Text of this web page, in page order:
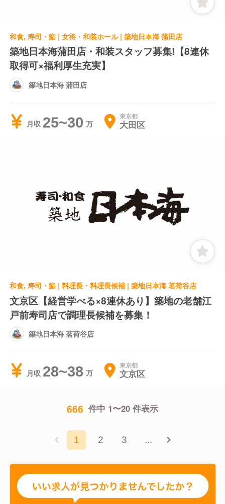
和食, 寿司・鮨 | 女将・和装ホール | 築地日本海 蒲田店
築地日本海蒲田店・和装スタッフ募集!【8連休
取得可×福利厚生充実】
築地日本海 蒲田店
月収 25~30 東京都
大田区
和食, 寿司・鮨 | 料理長・料理長候補 | 築地日本海 茗荷谷店
文京区【経営学べる×8連休あり】築地の老舗江
戸前寿司店で調理長候補を募集！
築地日本海 茗荷谷店
月収 28~38 東京都
文京区
666 件中 1〜20 件表示
1 2 3 ...